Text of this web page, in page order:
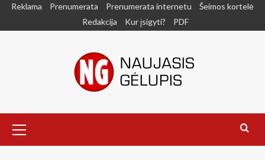
SkipReklama Prenumerata Prenumerata internetu
Šeimos kortelė
Redakcija
Kur įsigyti? PDF
Menu